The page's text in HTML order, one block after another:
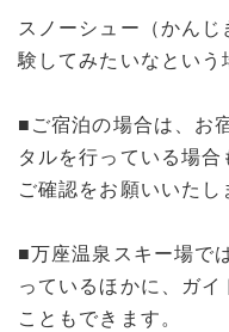
スノーシュー（かん
験してみたいなという
■ご宿泊の場合は、お
タルを行っている場
ご確認をお願いいたし
■万座温泉スキー場で
っているほかに、ガ
こともできます。